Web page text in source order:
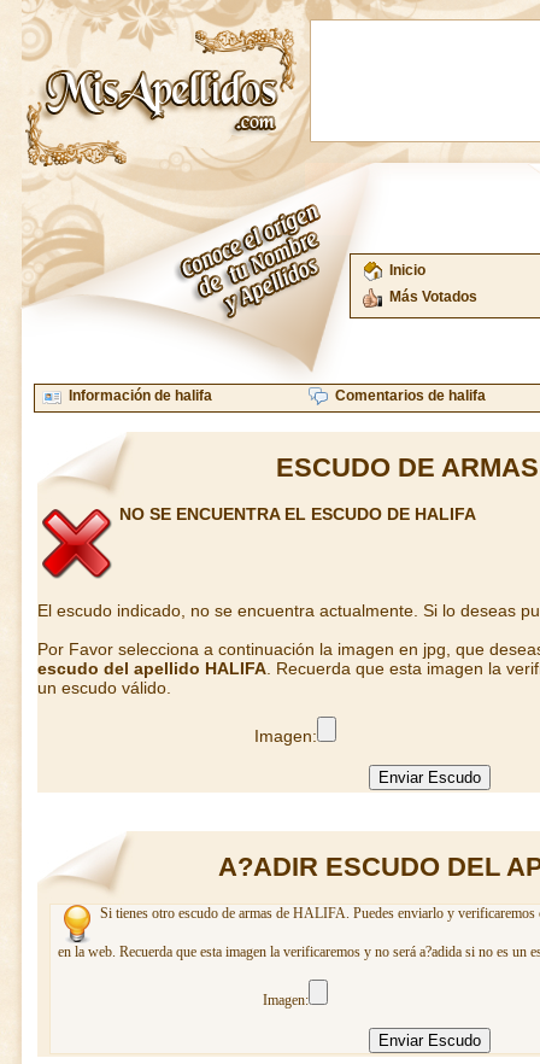
Inicio
Más Votados
Información de halifa Comentarios de halifa
ESCUDO DE
NO SE ENCUENTRA EL ESCUDO DE HALIFA
El escudo indicado, no se encuentra actualmente. Si lo deseas
Por Favor selecciona a continuación la imagen en jpg, que
escudo del apellido HALIFA . Recuerda que esta imagen la
un escudo válido.
Imagen:
A?ADIR ESCUDO DEL
Si tienes otro escudo de armas de HALIFA. Puedes enviarlo y
en la web. Recuerda que esta imagen la verificaremos y no será a?adida si no es un
Imagen: